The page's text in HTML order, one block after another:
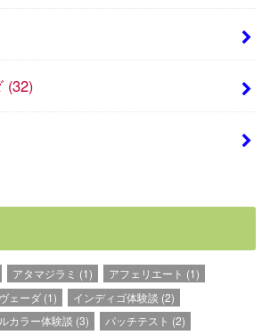
(32)
アタマジラミ (1) アフェリエート (1)
ェーダ(1) インディゴ体験談 (2)
カラー体験談 (3) パッチテスト (2)